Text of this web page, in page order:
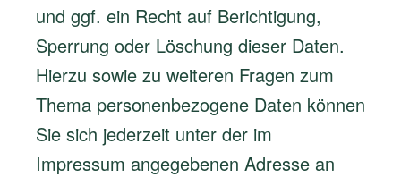
und ggf. ein Recht auf Berichtigung,
Sperrung oder Löschung dieser Daten.
Hierzu sowie zu weiteren Fragen zum
Thema personenbezogene Daten können
Sie sich jederzeit unter der im
Impressum angegebenen Adresse an